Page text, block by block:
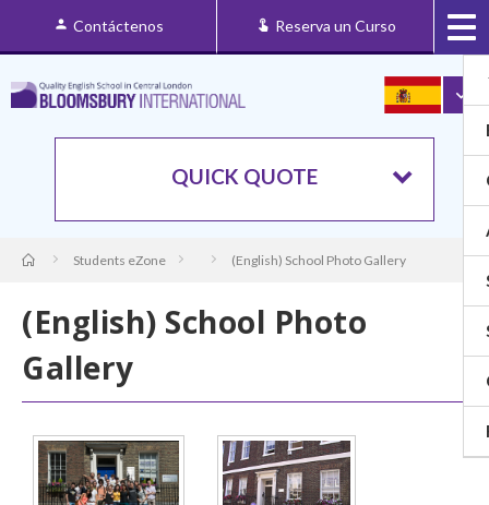
Contáctenos Reserva un Curso
QUICK QUOTE
Students eZone (English) School Photo Gallery
(English) School Photo
Gallery